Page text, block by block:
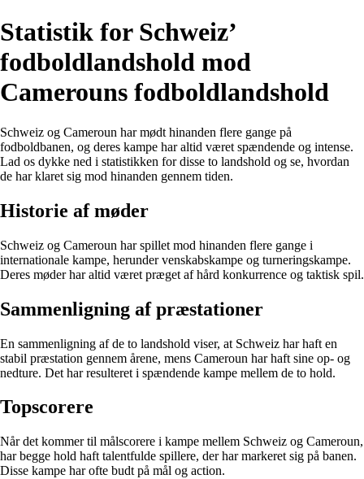
Statistik for Schweiz’
fodboldlandshold mod
Camerouns fodboldlandshold
Schweiz og Cameroun har mødt hinanden flere gange på
fodboldbanen, og deres kampe har altid været spændende og intense.
Lad os dykke ned i statistikken for disse to landshold og se, hvordan
de har klaret sig mod hinanden gennem tiden.
Historie af møder
Schweiz og Cameroun har spillet mod hinanden flere gange i
internationale kampe, herunder venskabskampe og turneringskampe.
Deres møder har altid været præget af hård konkurrence og taktisk spil.
Sammenligning af præstationer
En sammenligning af de to landshold viser, at Schweiz har haft en
stabil præstation gennem årene, mens Cameroun har haft sine op- og
nedture. Det har resulteret i spændende kampe mellem de to hold.
Topscorere
Når det kommer til målscorere i kampe mellem Schweiz og Cameroun,
har begge hold haft talentfulde spillere, der har markeret sig på banen.
Disse kampe har ofte budt på mål og action.